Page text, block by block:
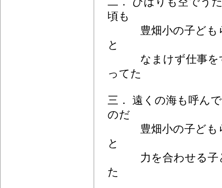
頃も
豊畑小の子ども
と
なまけず仕事を
ってた
三． 遠くの海も呼ん
のだ
豊畑小の子ども
と
力を合わせる子ど
た